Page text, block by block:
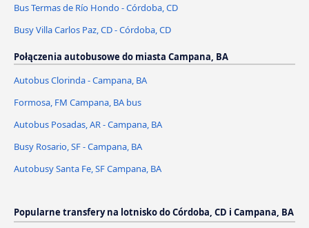
Bus Termas de Río Hondo - Córdoba, CD
Busy Villa Carlos Paz, CD - Córdoba, CD
Połączenia autobusowe do miasta Campana, BA
Autobus Clorinda - Campana, BA
Formosa, FM Campana, BA bus
Autobus Posadas, AR - Campana, BA
Busy Rosario, SF - Campana, BA
Autobusy Santa Fe, SF Campana, BA
Popularne transfery na lotnisko do Córdoba, CD i Campana, BA